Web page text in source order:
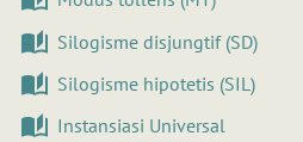
Silogisme disjungtif (SD)
Silogisme hipotetis (SIL)
Instansiasi Universal